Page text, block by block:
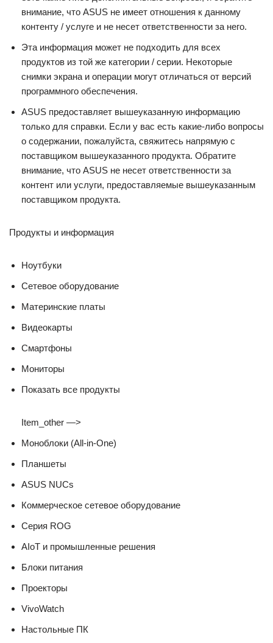
внимание, что ASUS не имеет отношения к данному
контенту / услуге и не несет ответственности за него.
Эта информация может не подходить для всех
продуктов из той же категории / серии. Некоторые
снимки экрана и операции могут отличаться от версий
программного обеспечения.
ASUS предоставляет вышеуказанную информацию
только для справки. Если у вас есть какие-либо вопросы
о содержании, пожалуйста, свяжитесь напрямую с
поставщиком вышеуказанного продукта. Обратите
внимание, что ASUS не несет ответственности за
контент или услуги, предоставляемые вышеуказанным
поставщиком продукта.
Продукты и информация
Ноутбуки
Сетевое оборудование
Материнские платы
Видеокарты
Смартфоны
Мониторы
Показать все продукты
Item_other —>
Моноблоки (All-in-One)
Планшеты
ASUS NUCs
Коммерческое сетевое оборудование
Серия ROG
AIoT и промышленные решения
Блоки питания
Проекторы
VivoWatch
Настольные ПК